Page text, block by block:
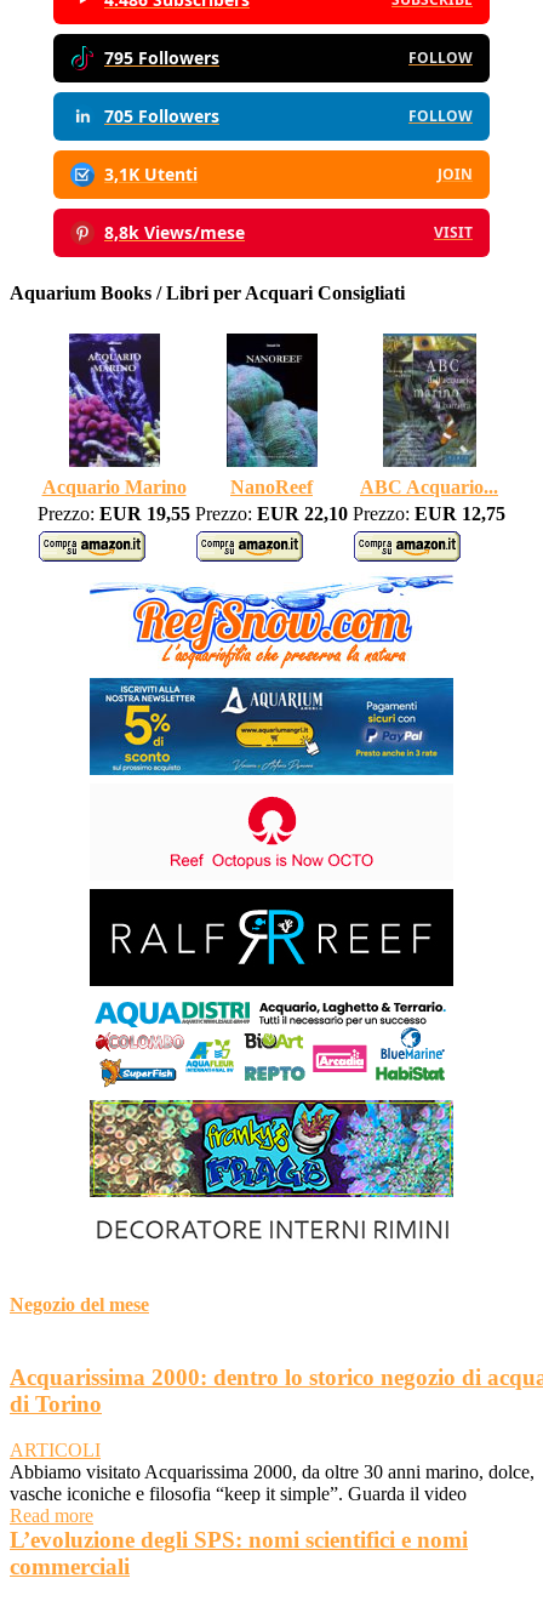
795 Followers FOLLOW
705 Followers FOLLOW
3,1K Utenti JOIN
8,8k Views/mese VISIT
Aquarium Books / Libri per Acquari Consigliati
Acquario Marino NanoReef
ABC Acquario...
Prezzo: EUR 19,55 Prezzo: EUR 22,10 Prezzo: EUR 12,75
Negozio del mese
Acquarissima 2000: dentro lo storico negozio di
di Torino
ARTICOLI
Abbiamo visitato Acquarissima 2000, da oltre 30 anni marino, dolce,
vasche iconiche e filosofia “keep it simple”. Guarda il video
Read more
L’evoluzione degli SPS: nomi scientifici e nomi
commerciali